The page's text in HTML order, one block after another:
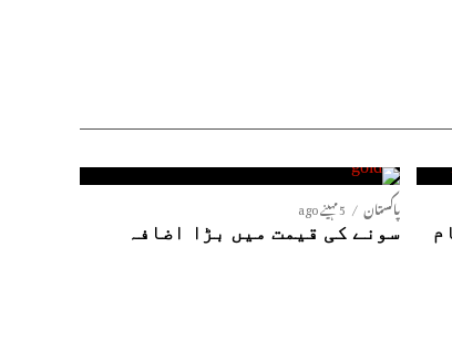
پاکستان 5 مہینے ago
سونے کی قیمت میں بڑا اضافہ